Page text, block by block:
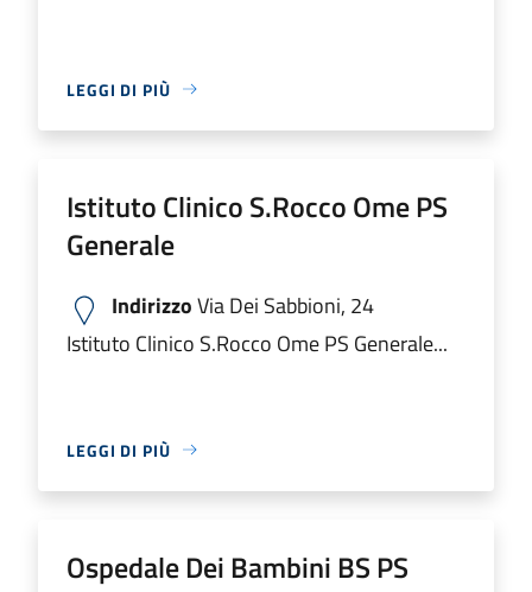
LEGGI DI PIÙ
Istituto Clinico S.Rocco Ome PS
Generale
IndirizzoVia Dei Sabbioni, 24
Istituto Clinico S.Rocco Ome PS Generale...
LEGGI DI PIÙ
Ospedale Dei Bambini BS PS